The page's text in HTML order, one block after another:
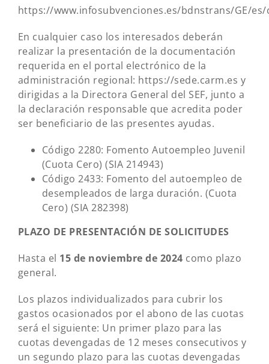
https://www.infosubvenciones.es/bdnstrans/GE/
En cualquier caso los interesados deberán
realizar la presentación de la documentación
requerida en el portal electrónico de la
administración regional: https://sede.carm.es y
dirigidas a la Directora General del SEF, junto a
la declaración responsable que acredita poder
ser beneficiario de las presentes ayudas.
Código 2280: Fomento Autoempleo Juvenil
(Cuota Cero) (SIA 214943)
Código 2433: Fomento del autoempleo de
desempleados de larga duración. (Cuota
Cero) (SIA 282398)
PLAZO DE PRESENTACIÓN DE SOLICITUDES
Hasta el 15 de noviembre de 2024 como plazo
general.
Los plazos individualizados para cubrir los
gastos ocasionados por el abono de las cuotas
será el siguiente: Un primer plazo para las
cuotas devengadas de 12 meses consecutivos y
un segundo plazo para las cuotas devengadas